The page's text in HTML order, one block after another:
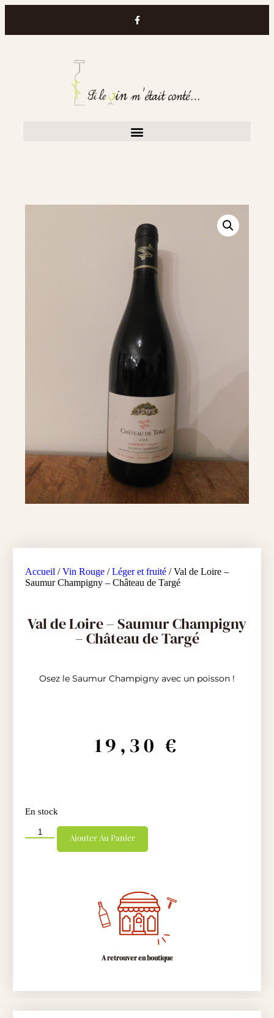
Accueil /Vin Rouge/Léger et fruité/ Val de Loire –
Saumur Champigny – Château de Targé
Val de Loire – Saumur Champigny
– Château de Targé
Osez le Saumur Champigny avec un poisson !
19,30 €
En stock
Ajouter Au Panier
A retrouver en boutique